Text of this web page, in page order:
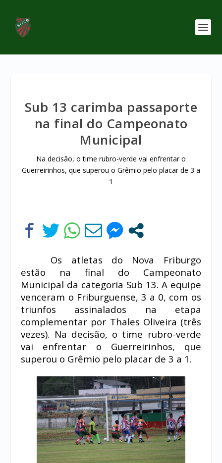
Sub 13 carimba passaporte
na final do Campeonato
Municipal
Na decisão, o time rubro-verde vai enfrentar o
Guerreirinhos, que superou o Grêmio pelo placar de 3 a
1
Os atletas do Nova Friburgo
estão na final do Campeonato
Municipal da categoria Sub 13. A equipe
venceram o Friburguense, 3 a 0, com os
triunfos assinalados na etapa
complementar por Thales Oliveira (três
vezes). Na decisão, o time rubro-verde
vai enfrentar o Guerreirinhos, que
superou o Grêmio pelo placar de 3 a 1.